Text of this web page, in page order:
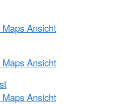
Ansicht
Ansicht
Ansicht